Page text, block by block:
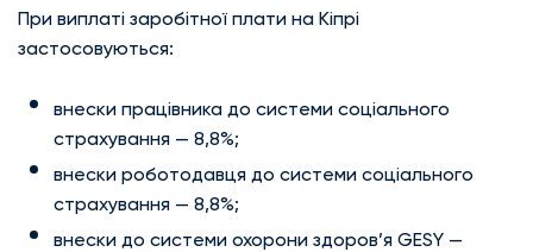
При виплаті заробітної плати на Кіпрі
застосовуються:
внески працівника до системи соціального
страхування — 8,8%;
внески роботодавця до системи соціального
страхування — 8,8%;
внески до системи охорони здоров’я GESY —